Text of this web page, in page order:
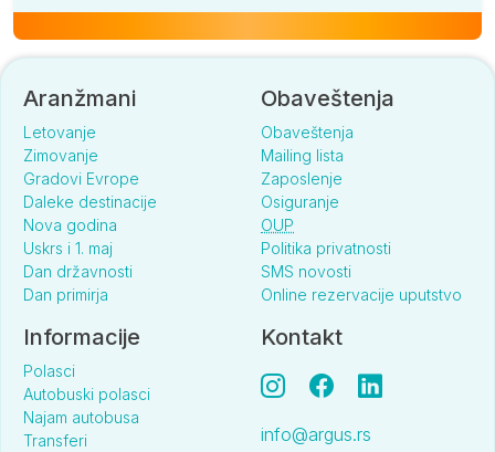
Aranžmani
Letovanje
Zimovanje
Gradovi Evrope
Daleke destinacije
Nova godina
Uskrs i 1. maj
Dan državnosti
Dan primirja
Obaveštenja
Obaveštenja
Mailing lista
Zaposlenje
Osiguranje
OUP
Politika privatnosti
SMS novosti
Online rezervacije uputstvo
Informacije
Polasci
Autobuski polasci
Najam autobusa
Transferi
Kontakt
info@argus.rs